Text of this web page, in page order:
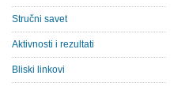
Stručni savet
Aktivnosti i rezultati
Bliski linkovi